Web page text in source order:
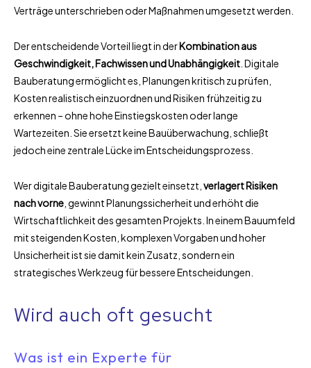
Verträge unterschrieben oder Maßnahmen umgesetzt werden.
Der entscheidende Vorteil liegt in derKombination aus
Geschwindigkeit, Fachwissen und Unabhängigkeit . Digitale
Bauberatung ermöglicht es, Planungen kritisch zu prüfen,
Kosten realistisch einzuordnen und Risiken frühzeitig zu
erkennen – ohne hohe Einstiegskosten oder lange
Wartezeiten. Sie ersetzt keine Bauüberwachung, schließt
jedoch eine zentrale Lücke im Entscheidungsprozess.
Wer digitale Bauberatung gezielt einsetzt, verlagert Risiken
nach vorne , gewinnt Planungssicherheit und erhöht die
Wirtschaftlichkeit des gesamten Projekts. In einem Bauumfeld
mit steigenden Kosten, komplexen Vorgaben und hoher
Unsicherheit ist sie damit kein Zusatz, sondern ein
strategisches Werkzeug für bessere Entscheidungen.
Wird auch oft gesucht
Was ist ein Experte für